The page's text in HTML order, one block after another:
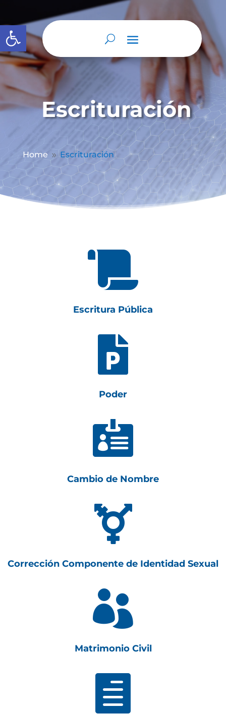
Abrir barra de herramientas
Escrituración
Home 9 Escrituración

Escritura Pública

Poder

Cambio de Nombre

Corrección Componente de Identidad Sexual

Matrimonio Civil
